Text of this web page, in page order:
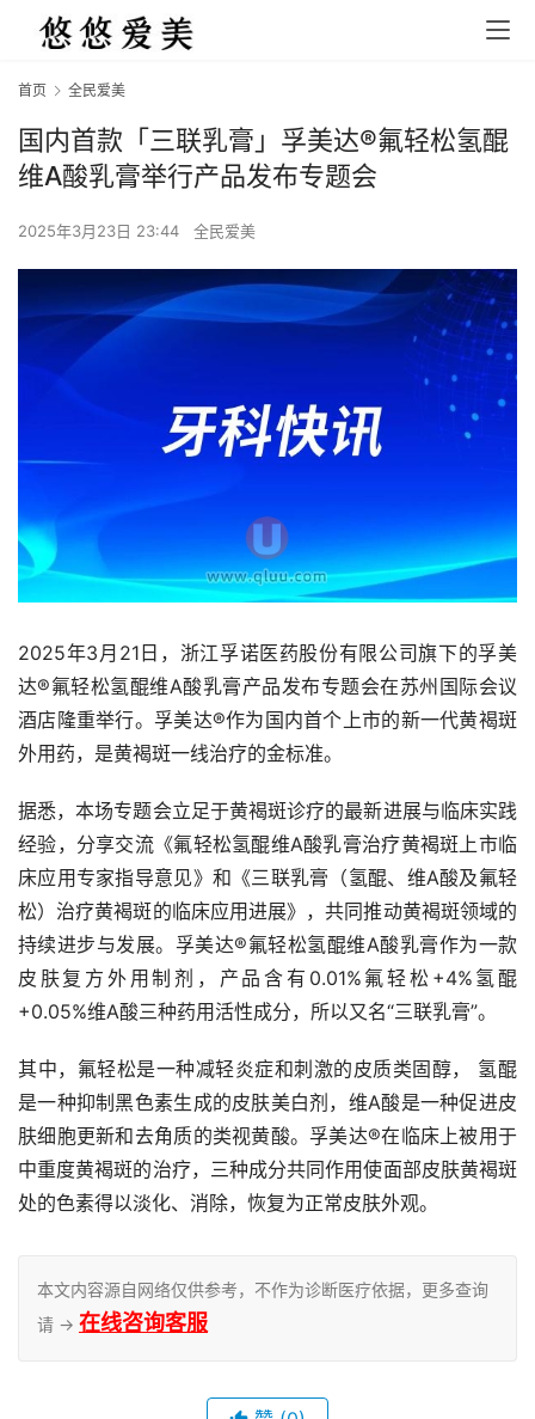
首页 全民爱美
国内首款「三联乳膏」孚美达®氟轻松氢醌
维A酸乳膏举行产品发布专题会
2025年3月23日 23:44 全民爱美
2025年3月21日，浙江孚诺医药股份有限公司旗下的孚美
达®氟轻松氢醌维A酸乳膏产品发布专题会在苏州国际会议
酒店隆重举行。孚美达®作为国内首个上市的新一代黄褐斑
外用药，是黄褐斑一线治疗的金标准。
据悉，本场专题会立足于黄褐斑诊疗的最新进展与临床实践
经验，分享交流《氟轻松氢醌维A酸乳膏治疗黄褐斑上市临
床应用专家指导意见》和《三联乳膏（氢醌、维A酸及氟轻
松）治疗黄褐斑的临床应用进展》，共同推动黄褐斑领域的
持续进步与发展。孚美达®氟轻松氢醌维A酸乳膏作为一款
皮肤复方外用制剂，产品含有0.01%氟轻松+4%氢醌
+0.05%维A酸三种药用活性成分，所以又名“三联乳膏”。
其中，氟轻松是一种减轻炎症和刺激的皮质类固醇， 氢醌
是一种抑制黑色素生成的皮肤美白剂，维A酸是一种促进皮
肤细胞更新和去角质的类视黄酸。孚美达®在临床上被用于
中重度黄褐斑的治疗，三种成分共同作用使面部皮肤黄褐斑
处的色素得以淡化、消除，恢复为正常皮肤外观。
本文内容源自网络仅供参考，不作为诊断医疗依据，更多查询
请 → 在线咨询客服